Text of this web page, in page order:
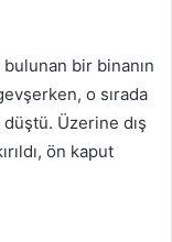
bir binanın
o sırada
Üzerine dış
ön kaput